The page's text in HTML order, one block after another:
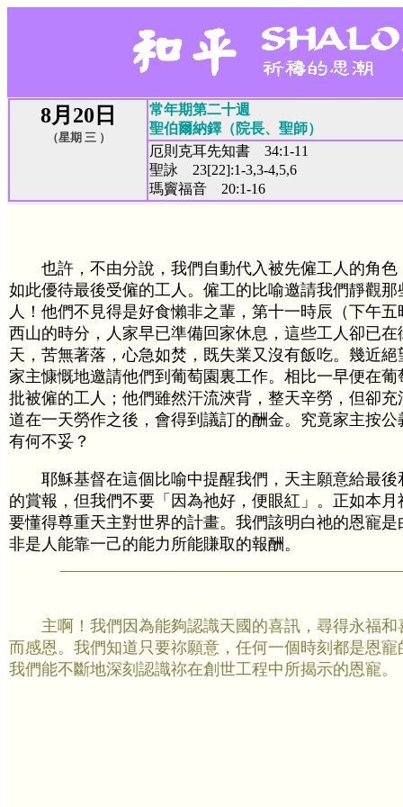
8月20日
（星期 三 ）
常年期第二十週
聖伯爾納鐸（院長、聖師）
厄則克耳先知書 34:1-11
聖詠 23[22]:1-3,3-4,5,6
瑪竇福音 20:1-16
也許，不由分說，我們自動代入被先僱工人的角
如此優待最後受僱的工人。僱工的比喻邀請我們靜觀
人！他們不見得是好食懶非之輩，第十一時辰（下午
西山的時分，人家早已準備回家休息，這些工人卻已在
天，苦無著落，心急如焚，既失業又沒有飯吃。幾近
家主慷慨地邀請他們到葡萄園裏工作。相比一早便在
批被僱的工人；他們雖然汗流浹背，整天辛勞，但卻
道在一天勞作之後，會得到議訂的酬金。究竟家主按
有何不妥？
耶穌基督在這個比喻中提醒我們，天主願意給最
的賞報，但我們不要「因為祂好，便眼紅」。正如本
要懂得尊重天主對世界的計畫。我們該明白祂的恩寵
非是人能靠一己的能力所能賺取的報酬。
主啊！我們因為能夠認識天國的喜訊，尋得永福
而感恩。我們知道只要祢願意，任何一個時刻都是恩
我們能不斷地深刻認識祢在創世工程中所揭示的恩寵。